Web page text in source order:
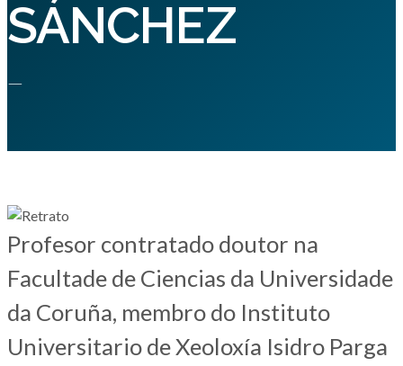
SÁNCHEZ
—
Profesor contratado doutor na
Facultade de Ciencias da Universidade
da Coruña, membro do Instituto
Universitario de Xeoloxía Isidro Parga